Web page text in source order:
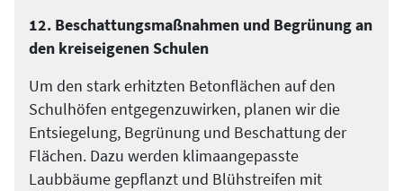
12. Beschattungsmaßnahmen und Begrünung an
den kreiseigenen Schulen
Um den stark erhitzten Betonflächen auf den
Schulhöfen entgegenzuwirken, planen wir die
Entsiegelung, Begrünung und Beschattung der
Flächen. Dazu werden klimaangepasste
Laubbäume gepflanzt und Blühstreifen mit